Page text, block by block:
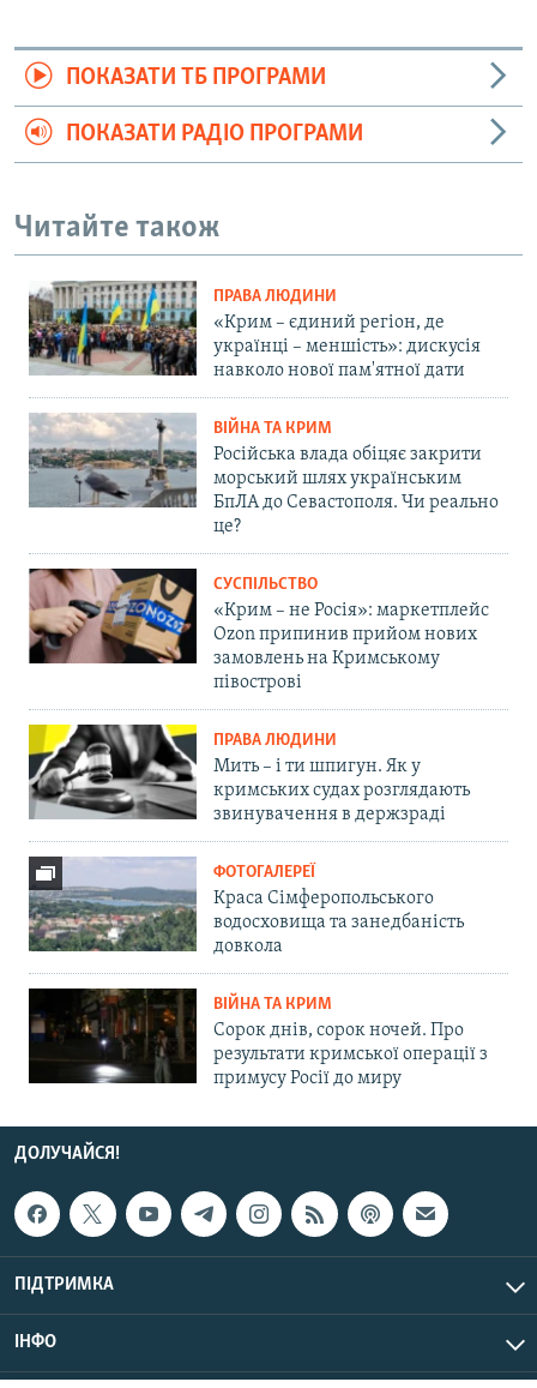
ПОКАЗАТИ ТБ ПРОГРАМИ
ПОКАЗАТИ РАДІО ПРОГРАМИ
Читайте також
ПРАВА ЛЮДИНИ
«Крим – єдиний регіон, де
українці – меншість»: дискусія
навколо нової пам'ятної дати
ВІЙНА ТА КРИМ
Російська влада обіцяє закрити
морський шлях українським
БпЛА до Севастополя. Чи реально
це?
СУСПІЛЬСТВО
«Крим – не Росія»: маркетплейс
Ozon припинив прийом нових
замовлень на Кримському
півострові
ПРАВА ЛЮДИНИ
Мить – і ти шпигун. Як у
кримських судах розглядають
звинувачення в держзраді
ФОТОГАЛЕРЕЇ
Краса Сімферопольського
водосховища та занедбаність
довкола
ВІЙНА ТА КРИМ
Сорок днів, сорок ночей. Про
результати кримської операції з
примусу Росії до миру
ДОЛУЧАЙСЯ!
ПІДТРИМКА
ІНФО